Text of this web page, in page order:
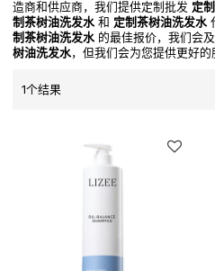
造商和供应商，我们提供定制批发 定
制茶树油洗发水 和 定制茶树油洗发水
制茶树油洗发水 的最佳报价，我们会
树油洗发水，但我们会为您提供更好的
1个结果